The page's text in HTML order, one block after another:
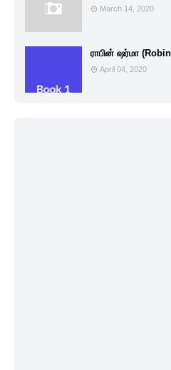
March 14, 2020
ராபின் ஷர்மா
April 04, 2020